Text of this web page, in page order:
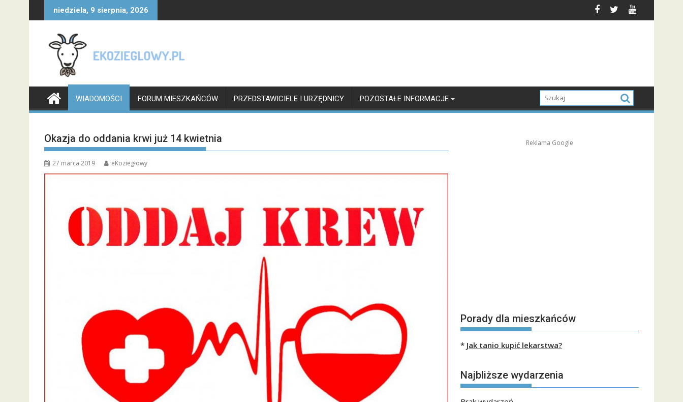
to
niedziela, 9 sierpnia, 2026
WIADOMOŚCI FORUM MIESZKAŃCÓW PRZEDSTAWICIELE I URZĘDNICY POZOSTAŁE INFORMACJE
Okazja do oddania krwi już 14 kwietnia
27 marca 2019 eKoziegłowy
Reklama Google
Porady dla mieszkańców
* Jak tanio kupić lekarstwa?
Najbliższe wydarzenia